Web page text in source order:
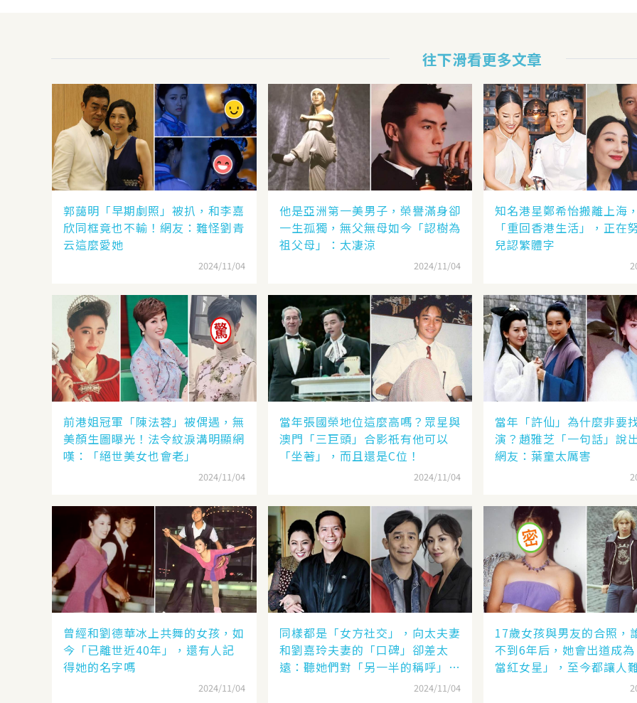
往下滑看更多文章
郭藹明「早期劇照」被扒，和李嘉
欣同框竟也不輸！網友：難怪劉青
云這麼愛她
2024/11/04
他是亞洲第一美男子，榮譽滿身卻
一生孤獨，無父無母如今「認樹為
祖父母」：太凄涼
2024/11/04
知名港星鄭希怡搬離上海
「重回香港生活」，正在
兒認繁體字
前港姐冠軍「陳法蓉」被偶遇，無
美顏生圖曝光！法令紋淚溝明顯網
嘆：「絕世美女也會老」
2024/11/04
當年張國榮地位這麼高嗎？眾星與
澳門「三巨頭」合影祇有他可以
「坐著」，而且還是C位！
2024/11/04
當年「許仙」為什麼非要
演？趙雅芝「一句話」說
網友：葉童太厲害
曾經和劉德華冰上共舞的女孩，如
今「已離世近40年」，還有人記
得她的名字嗎
2024/11/04
同樣都是「女方社交」，向太夫妻
和劉嘉玲夫妻的「口碑」卻差太
遠：聽她們對「另一半的稱呼」就
2024/11/04
17歲女孩與男友的合照，
不到6年后，她會出道成
當紅女星」，至今都讓人